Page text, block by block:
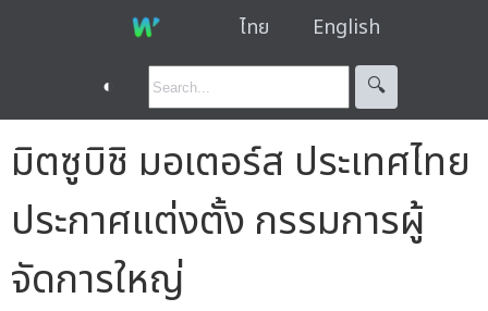
ไทย English
◐ 🔍︎
มิตซูบิชิ มอเตอร์ส ประเทศไทย
ประกาศแต่งตั้ง กรรมการผู้
จัดการใหญ่